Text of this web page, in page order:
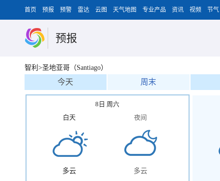
首页 预报 预警 雷达 云图 天气地图 专业产品 资讯 视频 节气
预报
智利>圣地亚哥（Santiago）
今天 周末
8日 周六
白天
多云
夜间
多云